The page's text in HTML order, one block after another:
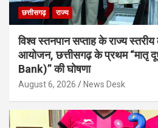
छत्तीसगढ़ राज्य
विश्व स्तनपान सप्ताह के राज्य
आयोजन, छत्तीसगढ़ के प्रथम
Bank)” की घोषणा
August 6, 2026 News Desk